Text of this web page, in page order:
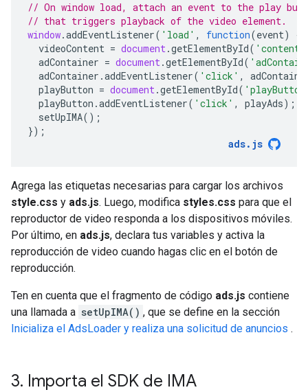
// On window load, attach an event to the play
// that triggers playback of the video element.
window.addEventListener( 'load' , function(event)
{
videoContent = document.getElementById(
adContainer = document.getElementById(
adContainer .addEventListener( 'click' ,
playButton = document.getElementById(
playButton .addEventListener( 'click' , playAds);
setUpIMA();
});
ads. js
Agrega las etiquetas necesarias para cargar los archivos
style.css y ads.js. Luego, modifica styles.css para que el
reproductor de video responda a los dispositivos móviles.
Por último, en ads.js, declara tus variables y activa la
reproducción de video cuando hagas clic en el botón de
reproducción.
Ten en cuenta que el fragmento de código ads.js contiene
una llamada a setUpIMA() , que se define en la sección
Inicializa el AdsLoader y realiza una solicitud de anuncios .
3. Importa el SDK de IMA